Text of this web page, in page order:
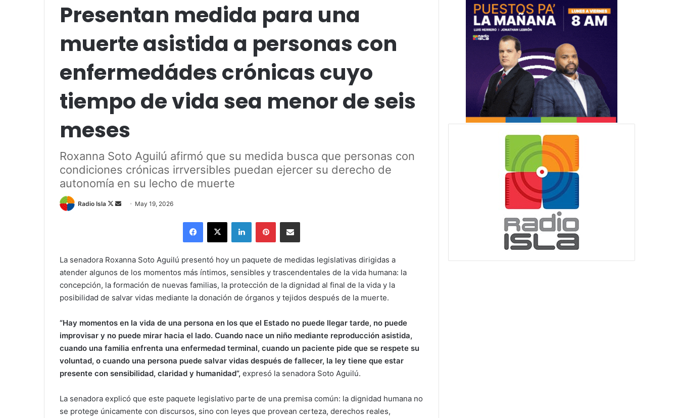
Presentan medida para una
muerte asistida a personas con
enfermedádes crónicas cuyo
tiempo de vida sea menor de seis
meses
Roxanna Soto Aguilú afirmó que su medida busca que personas con
condiciones crónicas irrversibles puedan ejercer su derecho de
autonomía en su lecho de muerte
Radio Isla
Follow
Send May 19, 2026
Facebook
X LinkedInPinterestShare via Email
La senadora Roxanna Soto Aguilú presentó hoy un paquete de medidas legislativas dirigidas a
atender algunos de los momentos más íntimos, sensibles y trascendentales de la vida humana: la
concepción, la formación de nuevas familias, la protección de la dignidad al final de la vida y la
posibilidad de salvar vidas mediante la donación de órganos y tejidos después de la muerte.
“Hay momentos en la vida de una persona en los que el Estado no puede llegar tarde, no puede
improvisar y no puede mirar hacia el lado. Cuando nace un niño mediante reproducción asistida,
cuando una familia enfrenta una enfermedad terminal, cuando un paciente pide que se respete su
voluntad, o cuando una persona puede salvar vidas después de fallecer, la ley tiene que estar
presente con sensibilidad, claridad y humanidad”, expresó la senadora Soto Aguilú.
La senadora explicó que este paquete legislativo parte de una premisa común: la dignidad humana no
se protege únicamente con discursos, sino con leyes que provean certeza, derechos reales,